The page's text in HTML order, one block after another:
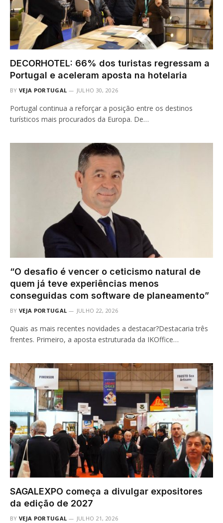
DECORHOTEL: 66% dos turistas regressam a
Portugal e aceleram aposta na hotelaria
BY VEJA PORTUGAL JULHO 30, 2026
Portugal continua a reforçar a posição entre os destinos
turísticos mais procurados da Europa. De…
“O desafio é vencer o ceticismo natural de
quem já teve experiências menos
conseguidas com software de planeamento”
BY VEJA PORTUGAL JULHO 22, 2026
Quais as mais recentes novidades a destacar?Destacaria três
frentes. Primeiro, a aposta estruturada da IKOffice…
SAGALEXPO começa a divulgar expositores
da edição de 2027
BY VEJA PORTUGAL JULHO 21, 2026